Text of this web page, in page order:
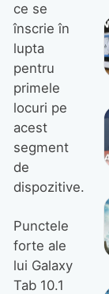
ce se
înscrie în
lupta
pentru
primele
locuri pe
acest
segment
de
dispozitive.
Punctele
forte ale
lui Galaxy
Tab 10.1